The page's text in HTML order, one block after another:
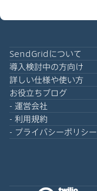
SendGridについて
導入検討中の方向け
詳しい仕様や使い方
お役立ちブログ
運営会社
利用規約
プライバシーポリシー